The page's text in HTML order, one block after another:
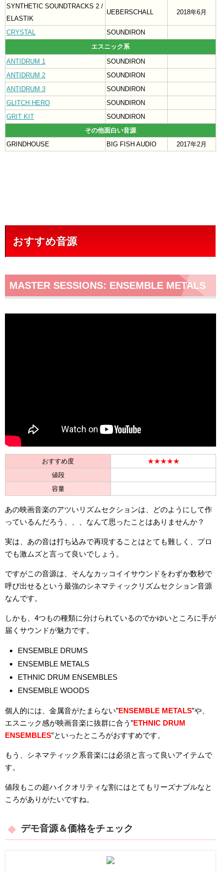
SYNTHETIC SOUNDTRACKS 2 /
ELASTIK
UEBERSCHALL 2018年6月
CRYSTAL
SOUNDIRON
エスニック系
ANTIDRUM 1
SOUNDIRON
ANTIDRUM 2
SOUNDIRON
ANTIDRUM 3
SOUNDIRON
GLITCH HERO
SOUNDIRON
GRIT KIT
SOUNDIRON
その他面白い音源
GRINDHOUSE
BIG FISH AUDIO 2017年2月
おすすめ音源
MASTER SESSIONS: ENSEMBLE METALS
おすすめ度
★★★★★
値段
容量
あの映画音楽のアツいリズムセクションは、どのようにして作
っているんだろう、、、なんて思ったことはありませんか？
実は、あの音は打ち込みで再現することはとても難しく、プロ
でも激ムズと言って良いでしょう。
ですがこの音源は、そんなカッコイイサウンドをわずか数秒で
呼び出せるという最強のシネマティックリズムセクション音源
なんです。
しかも、4つもの種類に分けられているのでかゆいところに手が
届くサウンドが魅力です。
ENSEMBLE DRUMS
ENSEMBLE METALS
ETHNIC DRUM ENSEMBLES
ENSEMBLE WOODS
個人的には、金属音がたまらない”ENSEMBLE METALS”や、
エスニック感が映画音楽に抜群に合う”ETHNIC DRUM
ENSEMBLES”といったところがおすすめです。
もう、シネマティック系音楽には必須と言って良いアイテムで
す。
値段もこの超ハイクオリティな割にはとてもリーズナブルなと
ころがありがたいですね。
デモ音源＆価格をチェック